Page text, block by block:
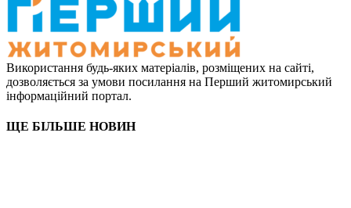
Використання будь-яких матеріалів, розміщених на сайті,
дозволяється за умови посилання на Перший житомирський
інформаційний портал.
ЩЕ БІЛЬШЕ НОВИН